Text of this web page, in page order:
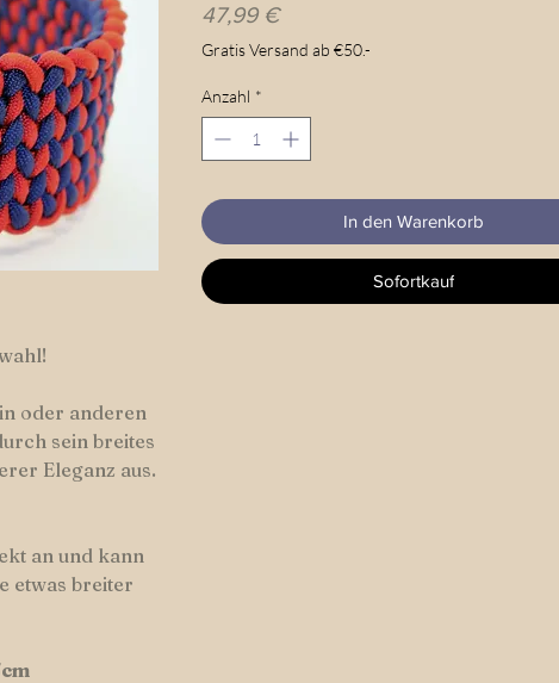
oder anderen
sein breites
Eleganz aus.
an und kann
etwas breiter
47,99 €Preis
Gratis Versand ab €50.-
Anzahl *
In den Warenkorb
Sofortkauf